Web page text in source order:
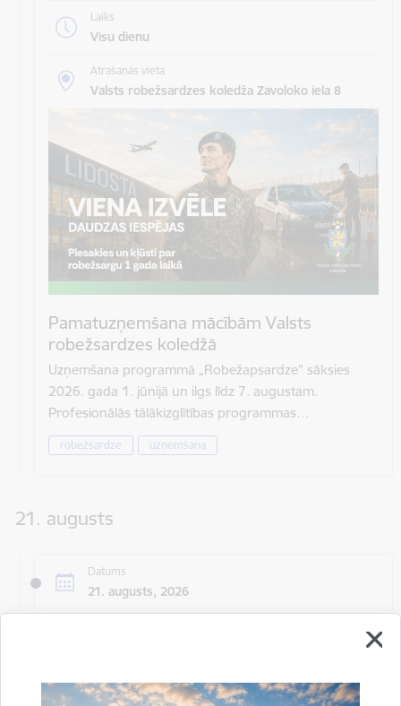
Laiks
Visu dienu
Atrašanās vieta
Valsts robežsardzes koledža Zavoloko iela 8
Pamatuzņemšana mācībām Valsts
robežsardzes koledžā
Uzņemšana programmā „Robežapsardze” sāksies
2026. gada 1. jūnijā un ilgs līdz 7. augustam.
Profesionālās tālākizglītības programmas…
robežsardze uzņemšana
21. augusts
Datums
21. augusts, 2026
Valsts robežsardzes koledžas Profesionālās un